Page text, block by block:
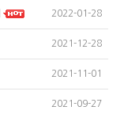
2022-01-28
2021-12-28
2021-11-01
2021-09-27